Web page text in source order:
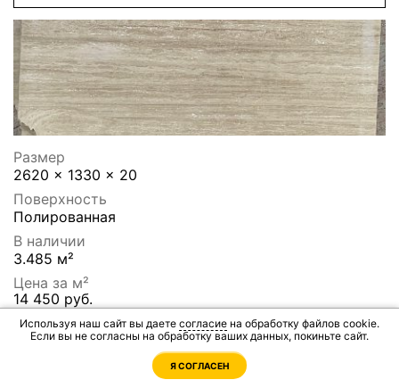
Размер
2620 x 1330 x 20
Поверхность
Полированная
В наличии
3.485 м²
Цена за м²
14 450 руб.
Цена за слэб
50 358 руб.
В корзину
Используя наш сайт вы даете согласие на обработку файлов cookie.
Если вы не согласны на обработку ваших данных, покиньте сайт.
Я СОГЛАСЕН